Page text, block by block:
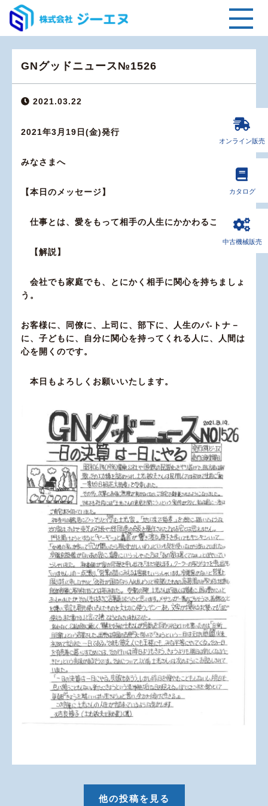
オンライン販売
カタログ
中古機械販売
GNグッドニュース№1526
2021.03.22
2021年3月19日(金)発行
みなさまへ
【本日のメッセージ】
仕事とは、愛をもって相手の人生にかかわること。
【解説】
会社でも家庭でも、とにかく相手に関心を持ちましょ
う。
お客様に、同僚に、上司に、部下に、人生のパ-トナ－
に、子どもに、自分に関心を持ってくれる人に、人間は
心を開くのです。
本日もよろしくお願いいたします。
他の投稿を見る